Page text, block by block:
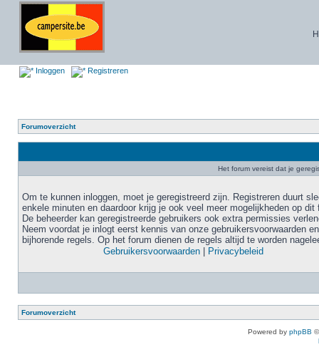
Inloggen Registreren
Forumoverzicht
Het forum vereist dat je
Om te kunnen inloggen, moet je geregistreerd zijn. Registreren duurt
enkele minuten en daardoor krijg je ook veel meer mogelijkheden op dit
De beheerder kan geregistreerde gebruikers ook extra permissies
Neem voordat je inlogt eerst kennis van onze gebruikersvoorwaarden en
bijhorende regels. Op het forum dienen de regels altijd te worden
Gebruikersvoorwaarden
Privacybeleid
Forumoverzicht
Powered by phpBB